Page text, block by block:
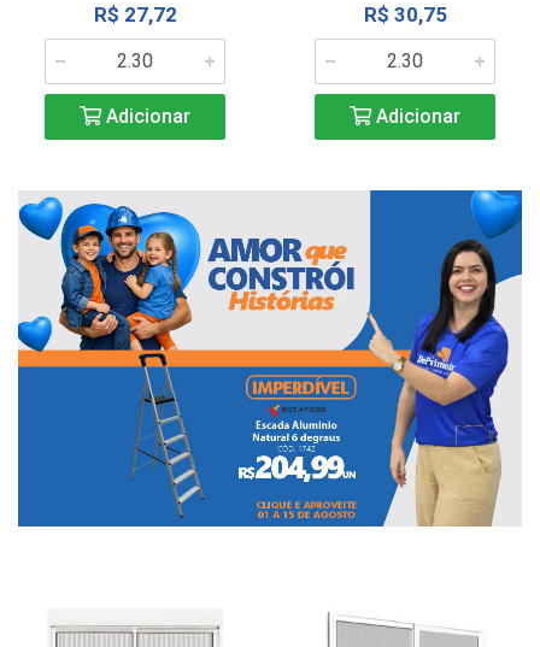
R$ 27,72
Adicionar
R$ 30,75
Adicionar